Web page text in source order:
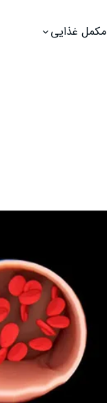
مکمل غذایی